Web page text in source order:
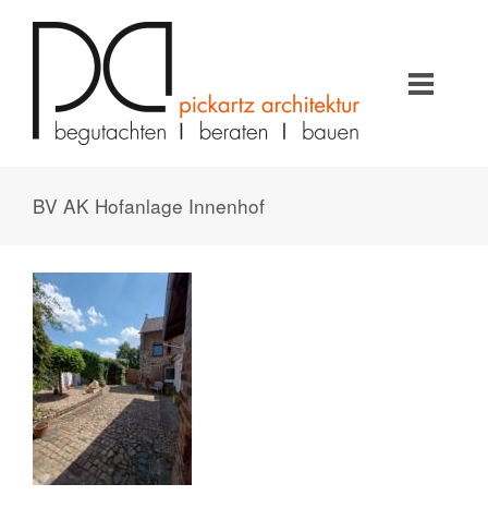
BV AK Hofanlage Innenhof